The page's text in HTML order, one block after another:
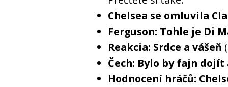
Chelsea se omluvila
Ferguson: Tohle je Di
Reakcia: Srdce a vášeň
Čech: Bylo by fajn dojít
Hodnocení hráčů: